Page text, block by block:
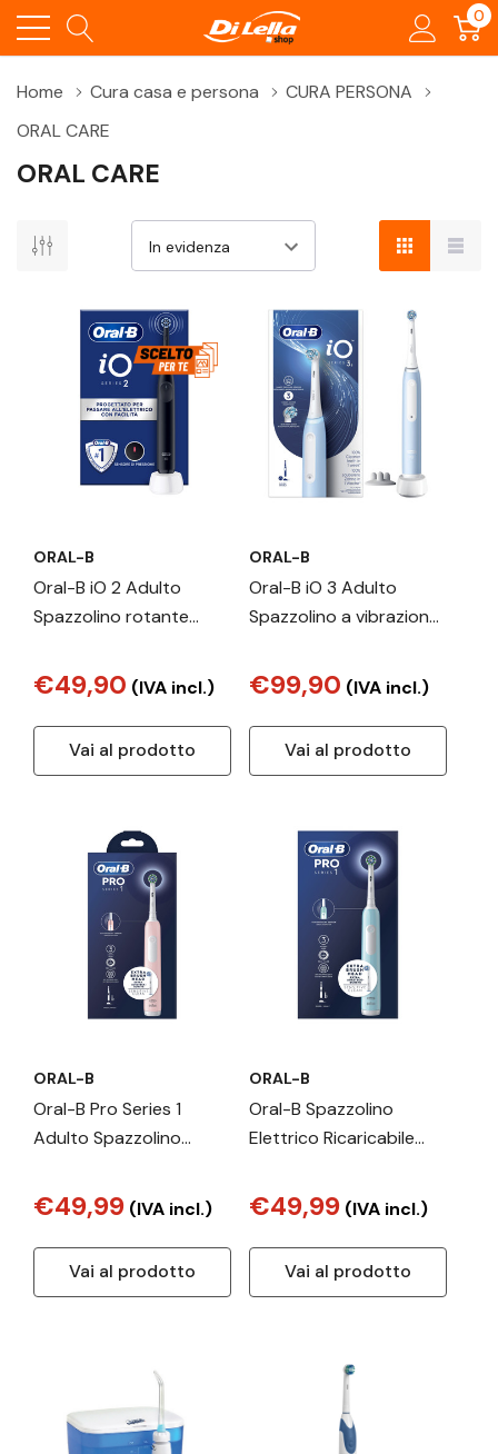
0
Home Cura casa e persona
CURA PERSONA
ORAL CARE
ORAL CARE
ORAL-B
Oral-B iO 2 Adulto
Spazzolino rotante
€49,90 (IVA incl.)
Vai al prodotto
ORAL-B
Oral-B iO 3 Adulto
Spazzolino a vibrazione
€99,90 (IVA incl.)
Vai al prodotto
ORAL-B
Oral-B Pro Series 1
Adulto Spazzolino
€49,99 (IVA incl.)
Vai al prodotto
ORAL-B
Oral-B Spazzolino
Elettrico Ricaricabile
Testine di Ricambio, 1
Spazzolino
€49,99 (IVA incl.)
Vai al prodotto